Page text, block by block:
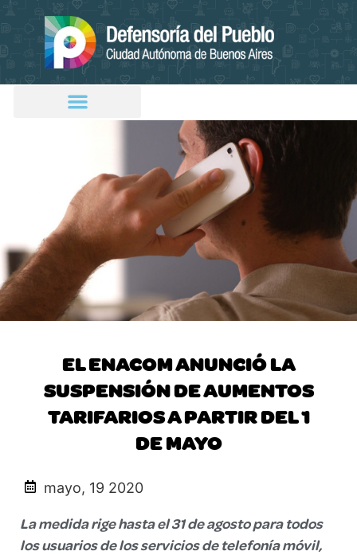
EL ENACOM ANUNCIÓ LA
SUSPENSIÓN DE AUMENTOS
TARIFARIOS A PARTIR DEL 1
DE MAYO
mayo, 19 2020
La medida rige hasta el 31 de agosto para todos
los usuarios de los servicios de telefonía móvil,